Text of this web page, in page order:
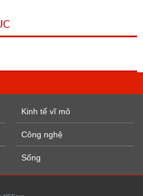
Kinh tế vĩ mô
Công nghệ
Sống